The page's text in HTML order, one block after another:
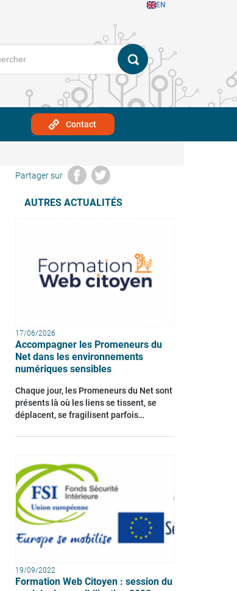
EN
Contact
Partager sur
AUTRES ACTUALITÉS
17/06/2026
Accompagner les Promeneurs du
Net dans les environnements
numériques sensibles
Chaque jour, les Promeneurs du Net sont
présents là où les liens se tissent, se
déplacent, se fragilisent parfois…
19/09/2022
Formation Web Citoyen : session du